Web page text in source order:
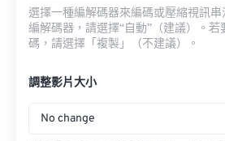
選擇一種編解碼器來編碼或壓縮視訊
編解碼器，請選擇“自動”（建議）。
碼，請選擇「複製」（不建議）。
調整影片大小
No change